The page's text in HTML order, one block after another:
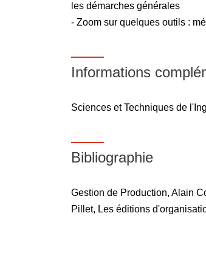
les démarches générales
- Zoom sur quelques outils :
Informations
Sciences et Techniques de
Bibliographie
Gestion de Production, Alain
Pillet, Les éditions